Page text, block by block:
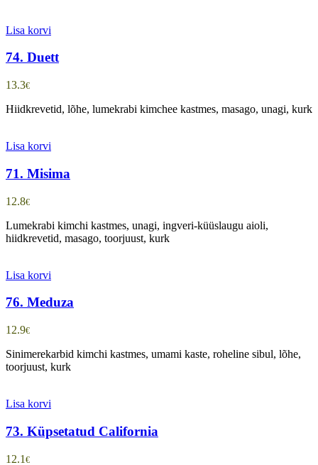
Lisa korvi
74. Duett
13.3€
Hiidkrevetid, lõhe, lumekrabi kimchee kastmes, masago, unagi, kurk
Lisa korvi
71. Misima
12.8€
Lumekrabi kimchi kastmes, unagi, ingveri-küüslaugu aioli,
hiidkrevetid, masago, toorjuust, kurk
Lisa korvi
76. Meduza
12.9€
Sinimerekarbid kimchi kastmes, umami kaste, roheline sibul, lõhe,
toorjuust, kurk
Lisa korvi
73. Küpsetatud California
12.1 €